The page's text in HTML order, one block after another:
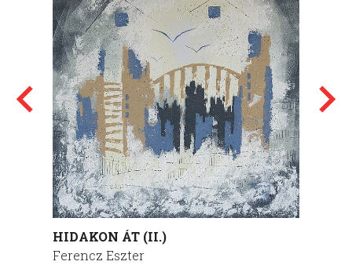
HIDAKON ÁT (II.)
Ferencz Eszter